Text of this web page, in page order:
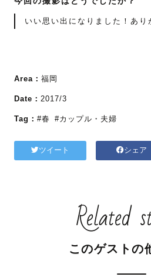
いい思い出になりました！あり
Area： 福岡
Date： 2017/3
Tag： #春 #カップル・夫婦
ツイート シェア
Related
このゲストの